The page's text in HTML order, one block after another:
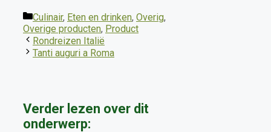
Categorieën
Culinair, Eten en drinken, Overig,
Overige producten, Product
Rondreizen Italië
Tanti auguri a Roma
Verder lezen over dit
onderwerp: